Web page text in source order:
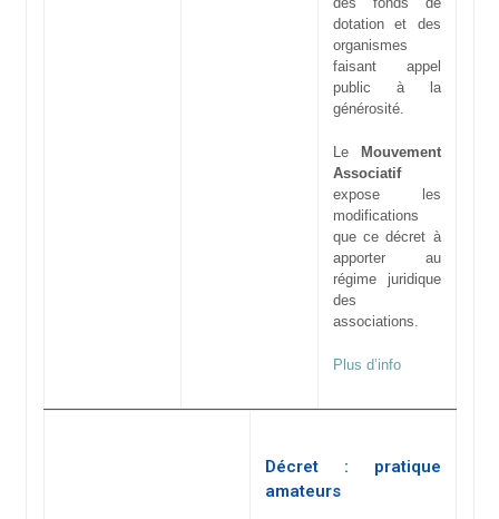
dotation et des
organismes
faisant appel
public à la
générosité.
Le
Mouvement
Associatif
expose les
modifications
que ce décret à
apporter au
régime juridique
des
associations.
Plus d’info
Décret : pratique
amateurs